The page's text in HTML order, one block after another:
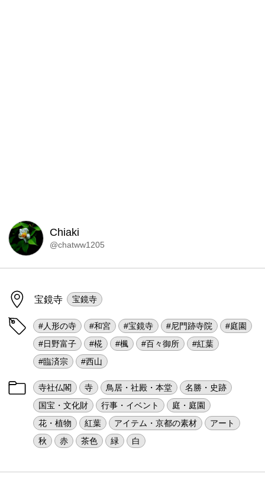
Chiaki
@chatww1205
宝鏡寺 宝鏡寺
#人形の寺 #和宮 #宝鏡寺 #尼門跡寺院
#庭園
#日野富子
#椛 #楓 #百々御所
#紅葉
#臨済宗
#西山
寺社仏閣 寺 鳥居・社殿・本堂
名勝・史跡
国宝・文化財
行事・イベント
庭・庭園
花・植物
紅葉 アイテム・京都の素材
アート
秋
赤 茶色 緑 白